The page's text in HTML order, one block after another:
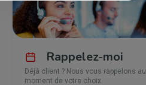
Rappelez-moi
Déjà client ? Nous vous rappelons au
moment de votre choix.